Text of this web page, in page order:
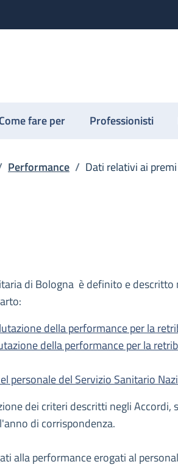
Come fare per Professionisti
Performance / Dati relativi ai premi
di Bologna è definito e
della performance per la
della performance per la
personale del Servizio Sanitario
dei criteri descritti negli
di corrispondenza.
alla performance erogati al